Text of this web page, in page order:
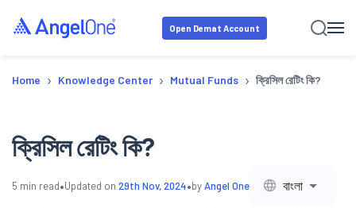
Open Demat Account
Home › Knowledge Center › Mutual Funds › ক্রিসিল রেটিং কি?
ক্রিসিল রেটিং কি?
5 min read•Updated on 29th Nov, 2024•byAngel One বাংলা